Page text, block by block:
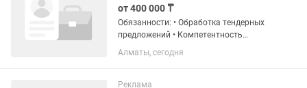
от 400 000 ₸
Обязанности: • Обработка тендерных
предложений • Компетентность
формирования цен • Контроль
исполнения договоров • Работа со
тендеров, поиск тендерных объявлений
Алматы, сегодня
Реклама